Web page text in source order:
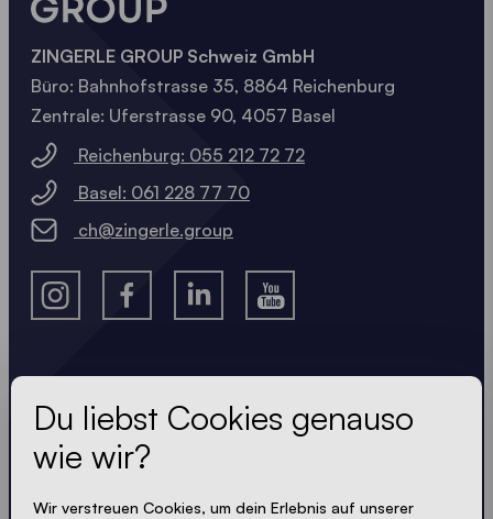
Lass dir nichts entgehen
Immer up-to-date. Kein Spam! Wir halten uns kurz.
ZINGERLE GROUP Schweiz GmbH
Büro: Bahnhofstrasse 35, 8864 Reichenburg
Zentrale: Uferstrasse 90, 4057 Basel
Reichenburg: 055 212 72 72
Basel: 061 228 77 70
ch@zingerle.group
Du liebst Cookies genauso
wie wir?
Wir verstreuen Cookies, um dein Erlebnis auf unserer